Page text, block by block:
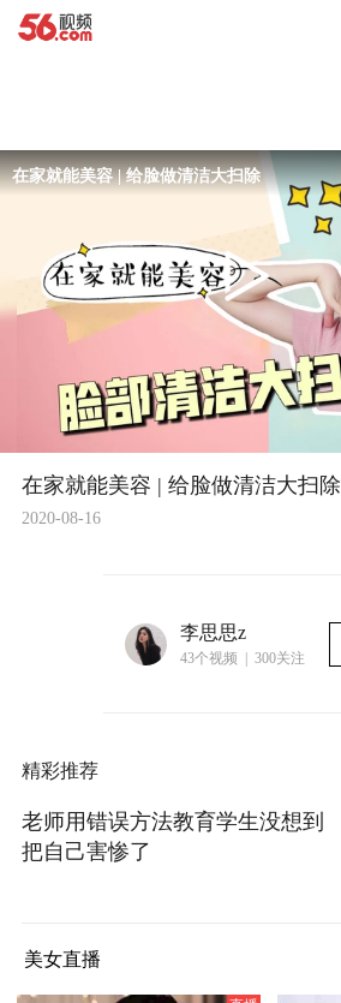
在家就能美容 | 给脸做清洁大扫除
在家就能美容 | 给脸做清洁大扫除
2020-08-16
李思思z
43个视频 | 300关注
精彩推荐
老师用错误方法教育学生没想到
把自己害惨了
美女直播